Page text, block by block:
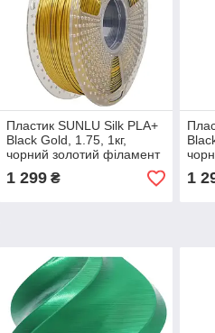
Пластик SUNLU Silk PLA+
Black Gold, 1.75, 1кг,
чорний золотий філамент
1 299₴ 1